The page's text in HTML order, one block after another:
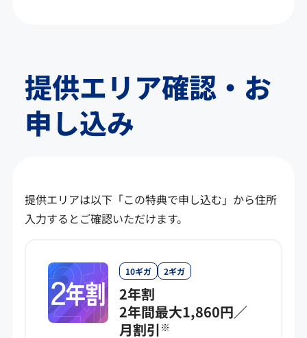
提供エリア確認・お
申し込み
提供エリアは以下「この特典で申し込む」から住所
入力するとご確認いただけます。
10ギガ 2ギガ
2年割
2年間最大1,860円／
月割引 ※